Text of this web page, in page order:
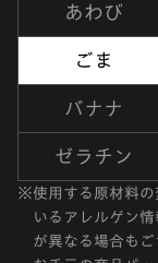
あわび
ごま
バナナ
ゼラチン
※使用する原材料
いるアレルゲン
が異なる場合もご